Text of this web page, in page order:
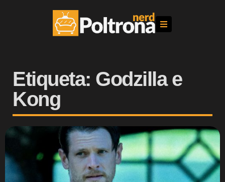
Etiqueta: Godzilla e
Kong